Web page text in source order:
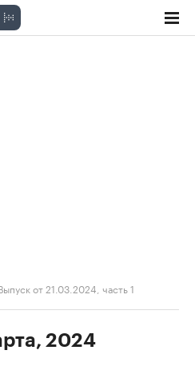
от 21.03.2024, часть 1
2024